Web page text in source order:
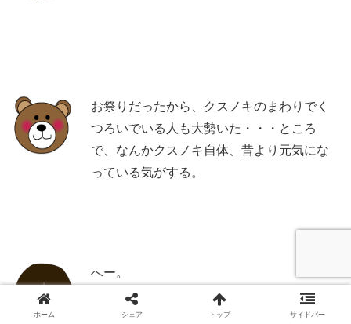
お祭りだったから、クスノキのまわりでく
つろいでいる人も大勢いた・・・ところ
で、なんかクスノキ自体、昔より元気にな
っている気がする。
へー。
ホーム シェア トップ サイドバー